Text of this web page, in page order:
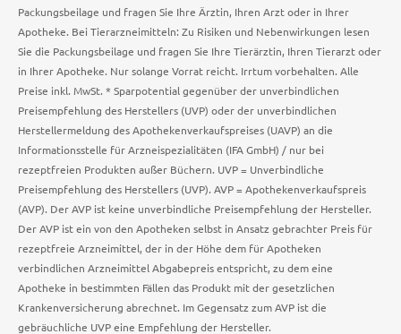
Packungsbeilage und fragen Sie Ihre Ärztin, Ihren Arzt oder in Ihrer
Apotheke. Bei Tierarzneimitteln: Zu Risiken und Nebenwirkungen lesen
Sie die Packungsbeilage und fragen Sie Ihre Tierärztin, Ihren Tierarzt oder
in Ihrer Apotheke. Nur solange Vorrat reicht. Irrtum vorbehalten. Alle
Preise inkl. MwSt. * Sparpotential gegenüber der unverbindlichen
Preisempfehlung des Herstellers (UVP) oder der unverbindlichen
Herstellermeldung des Apothekenverkaufspreises (UAVP) an die
Informationsstelle für Arzneispezialitäten (IFA GmbH) / nur bei
rezeptfreien Produkten außer Büchern. UVP = Unverbindliche
Preisempfehlung des Herstellers (UVP). AVP = Apothekenverkaufspreis
(AVP). Der AVP ist keine unverbindliche Preisempfehlung der Hersteller.
Der AVP ist ein von den Apotheken selbst in Ansatz gebrachter Preis für
rezeptfreie Arzneimittel, der in der Höhe dem für Apotheken
verbindlichen Arzneimittel Abgabepreis entspricht, zu dem eine
Apotheke in bestimmten Fällen das Produkt mit der gesetzlichen
Krankenversicherung abrechnet. Im Gegensatz zum AVP ist die
gebräuchliche UVP eine Empfehlung der Hersteller.